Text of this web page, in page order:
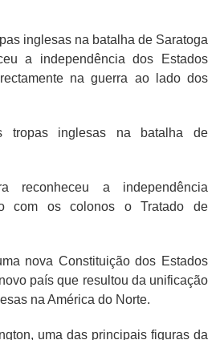
inglesas na batalha de Saratoga
a independência dos Estados
na guerra ao lado dos
tropas inglesas na batalha de
reconheceu a independência
com os colonos o Tratado de
nova Constituição dos Estados
país que resultou da unificação
na América do Norte.
uma das principais figuras da